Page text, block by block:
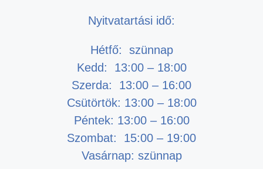
Nyitvatartási idő:
Hétfő: szünnap
Kedd: 13:00 – 18:00
Szerda: 13:00 – 16:00
Csütörtök: 13:00 – 18:00
Péntek: 13:00 – 16:00
Szombat: 15:00 – 19:00
Vasárnap: szünnap